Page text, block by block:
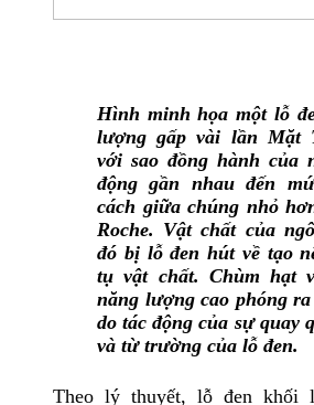
Hình minh họa một lỗ
lượng gấp vài lần Mặt
với sao đồng hành của
động gần nhau đến
cách giữa chúng nhỏ
Roche. Vật chất của
đó bị lỗ đen hút về tạo
tụ vật chất. Chùm hạt
năng lượng cao phóng
do tác động của sự quay
và từ trường của lỗ đen.
Theo lý thuyết, lỗ đen khối